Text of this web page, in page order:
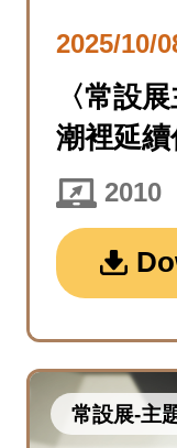
2025/10/
〈常設
潮裡延
2010
常設展-主